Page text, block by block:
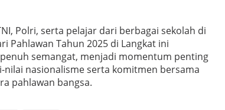
Polri, serta pelajar dari berbagai sekolah di
Pahlawan Tahun 2025 di Langkat ini
semangat, menjadi momentum penting
nasionalisme serta komitmen bersama
pahlawan bangsa.